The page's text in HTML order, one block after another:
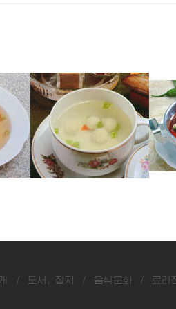
/ 도서, 잡지 / 음식문화 / 료리